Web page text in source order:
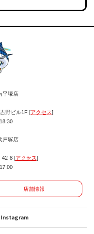
平塚店
野ビル1F [アクセス]
戸塚店
42-8 [アクセス]
店舗情報
Instagram